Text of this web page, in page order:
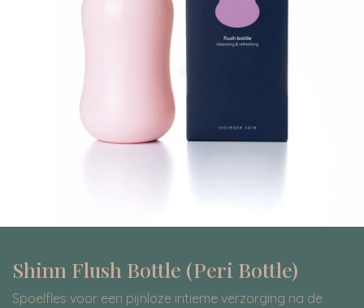
Shinn Flush Bottle (Peri Bottle)
Spoelfles voor een pijnloze intieme verzorging na de